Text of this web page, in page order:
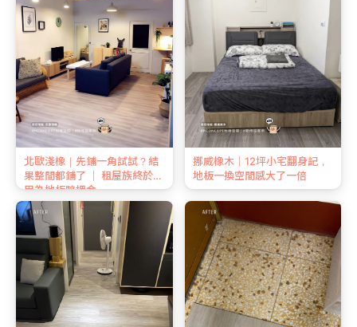
北歐淺橡｜先鋪一角試試？結
果整間都鋪了 ｜ 租屋族終於不
用為地板賠押金
挪威橡木｜12坪小宅翻身記，
地板一換空間感大了一倍